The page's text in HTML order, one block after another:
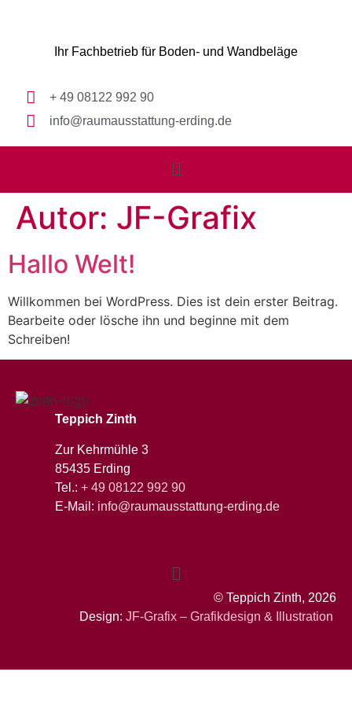
Ihr Fachbetrieb für Boden- und Wandbeläge
+ 49 08122 992 90
info@raumausstattung-erding.de
Autor: JF-Grafix
Hallo Welt!
Willkommen bei WordPress. Dies ist dein erster Beitrag.
Bearbeite oder lösche ihn und beginne mit dem
Schreiben!
Teppich Zinth
Zur Kehrmühle 3
85435 Erding
Tel.: + 49 08122 992 90
E-Mail: info@raumausstattung-erding.de
© Teppich Zinth, 2026
Design: JF-Grafix – Grafikdesign & Illustration